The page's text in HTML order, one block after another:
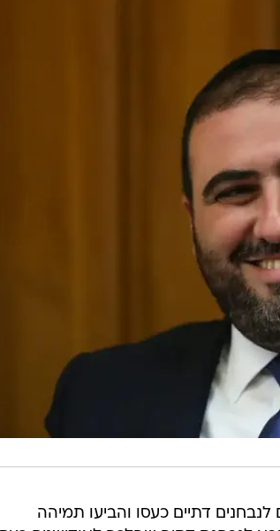
דתיים כעסו והביעו תמיהה